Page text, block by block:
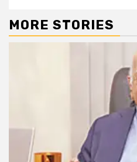
MORE STORIES